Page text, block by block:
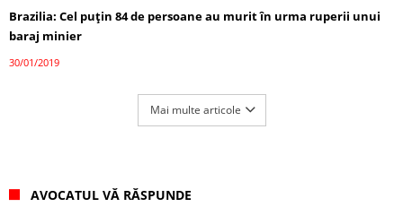
Brazilia: Cel puţin 84 de persoane au murit în urma ruperii unui
baraj minier
30/01/2019
Mai multe articole
AVOCATUL VĂ RĂSPUNDE